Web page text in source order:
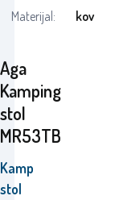
Aga
Kamping
stol
MR53TB
Kamp
stol
Materijal:
kov